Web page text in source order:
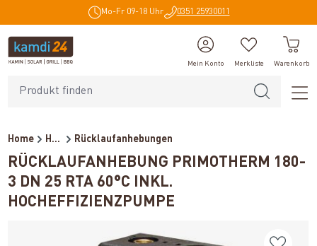
Mo-Fr 09-18 Uhr 0351 25930011
Mein Konto Merkliste Warenkorb
Home Heiztechnik Rücklaufanhebungen
RÜCKLAUFANHEBUNG PRIMOTHERM 180-
3 DN 25 RTA 60°C INKL.
HOCHEFFIZIENZPUMPE